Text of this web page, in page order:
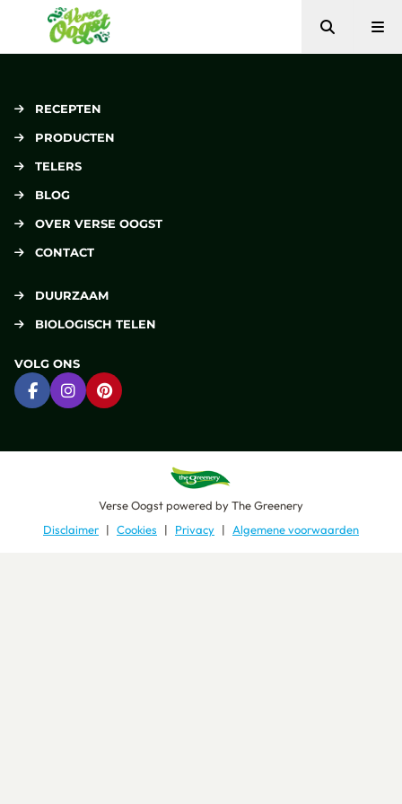
Verse Oogst
Zoeken
RECEPTEN
PRODUCTEN
TELERS
BLOG
OVER VERSE OOGST
CONTACT
DUURZAAM
BIOLOGISCH TELEN
VOLG ONS
Ga naar Facebook
Ga naar Instagram
Ga naar Pinterest
Verse Oogstpowered byThe Greenery
Disclaimer
Cookies Privacy Algemene voorwaarden